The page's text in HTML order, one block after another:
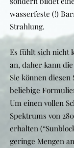
wasserfeste (!)
Strahlung.
Es fühlt sich nicht
an, daher kann die
Sie können diesen
beliebige
Um einen vollen
Spektrums von
erhalten
geringe Mengen